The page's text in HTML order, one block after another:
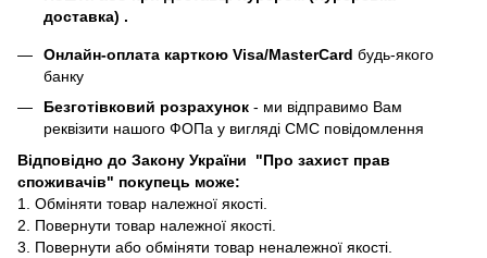
доставка) .
Онлайн-оплата карткою Visa/MasterCard будь-якого
банку
Безготівковий розрахунок - ми відправимо Вам
реквізити нашого ФОПа у вигляді СМС повідомлення
Відповідно до Закону України "Про захист прав
споживачів" покупець може:
1. Обміняти товар належної якості.
2. Повернути товар належної якості.
3. Повернути або обміняти товар неналежної якості.